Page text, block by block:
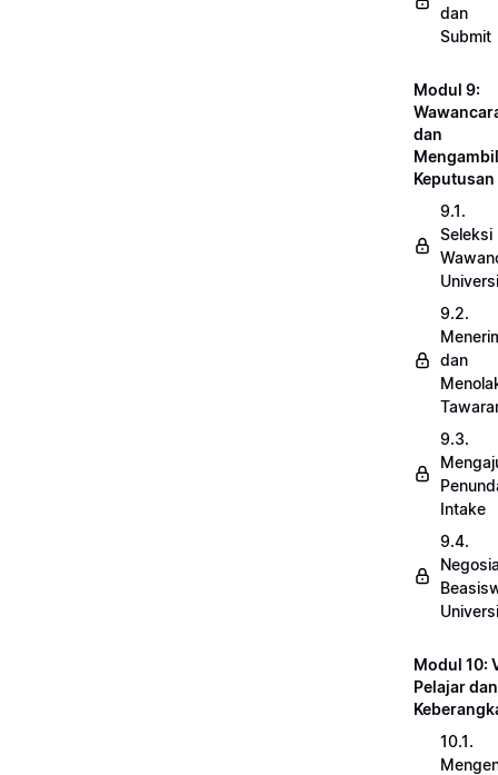
dan
Submit
Modul 9:
dan
Mengambil
Keputusan
9.1.
Seleksi
9.2.
dan
9.3.
Intake
9.4.
Modul 10:
Pelajar dan
10.1.